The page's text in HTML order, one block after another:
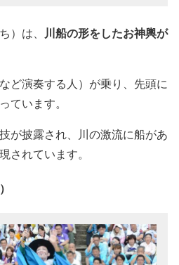
）は、 川船の形をしたお神輿が
ど演奏する人）が乗り、先頭に
ています。
が披露され、川の激流に船があ
されています。